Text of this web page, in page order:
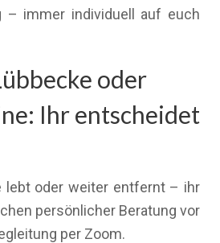
– immer individuell auf euch
oder
Ihr entscheidet
lebt oder weiter entfernt – ihr
persönlicher Beratung vor
per Zoom.